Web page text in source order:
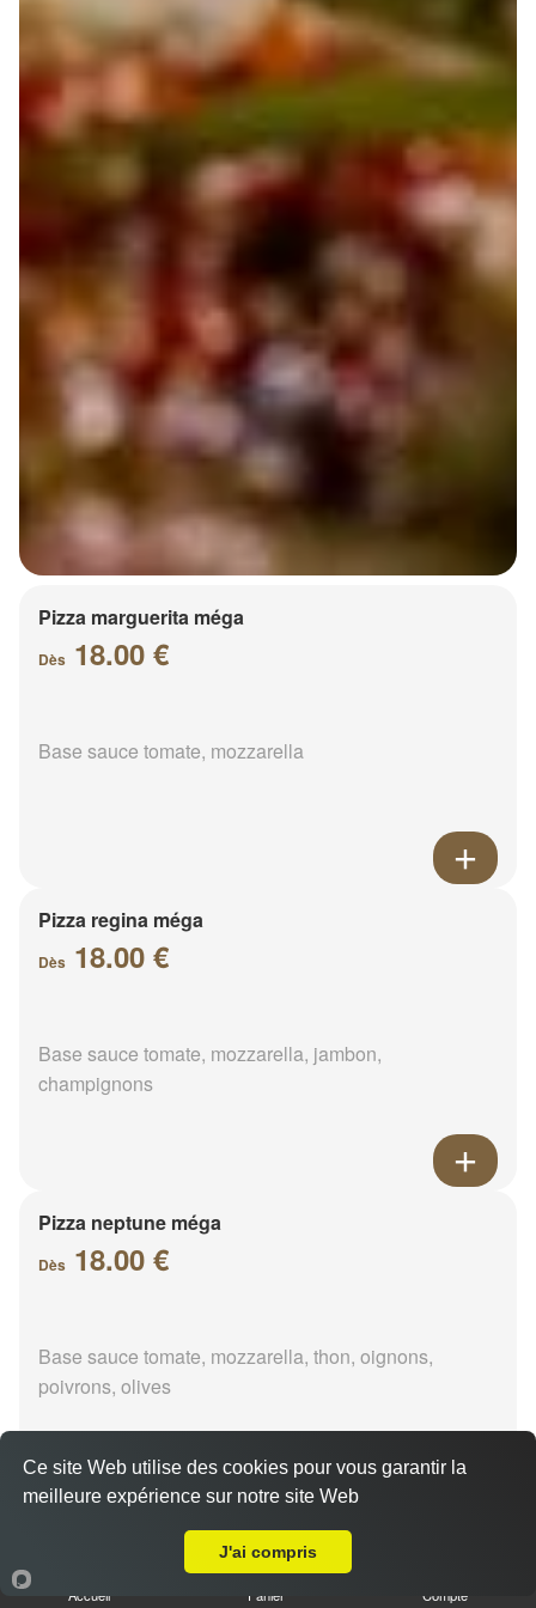
Pizza marguerita méga
Dès 18.00 €
Base sauce tomate, mozzarella
Pizza regina méga
Dès 18.00 €
Base sauce tomate, mozzarella, jambon,
champignons
Pizza neptune méga
Dès 18.00 €
Base sauce tomate, mozzarella, thon, oignons,
poivrons, olives
Pizza napolitaine méga
Accueil Panier Compte
Ce site Web utilise des cookies pour vous garantir la
meilleure expérience sur notre site Web
J'ai compris